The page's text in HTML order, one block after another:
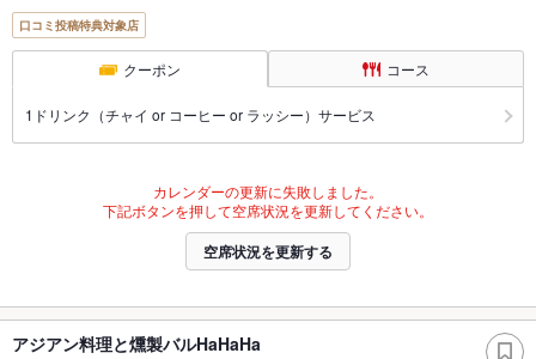
口コミ投稿特典対象店
クーポン コース
1ドリンク（チャイ or コーヒー or ラッシー）サービス
カレンダーの更新に失敗しました。
下記ボタンを押して空席状況を更新してください。
空席状況を更新する
アジアン料理と燻製バルHaHaHa